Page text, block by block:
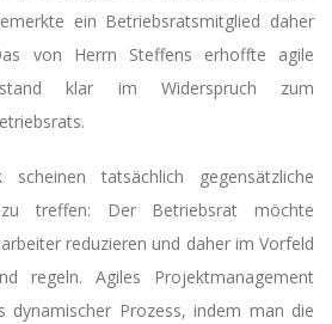
ein Betriebsratsmitglied daher
von Herrn Steffens erhoffte agile
stand klar im Widerspruch zum
tatsächlich gegensätzliche
treffen: Der Betriebsrat möchte
reduzieren und daher im Vorfeld
regeln. Agiles Projektmanagement
dynamischer Prozess, indem man die